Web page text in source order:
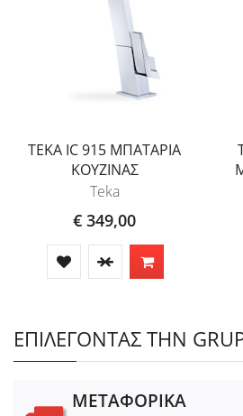
TEKA IC 915 ΜΠΑΤΑΡΙΑ
ΚΟΥΖΙΝΑΣ
Teka
€ 349,00
ΕΠΙΛΕΓΟΝΤΑΣ ΤΗΝ
ΜΕΤΑΦΟΡΙΚΑ